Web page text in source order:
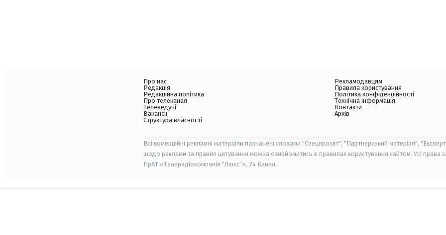
Про нас
Редакція
Редакційна політика
Про телеканал
Телеведучі
Вакансії
Структура власності
Рекламодавцям
Правила користування
Політика конфіденційності
Технічна інформація
Контакти
Архів
Всі комерційні рекламні матеріали позначені словами "Спецпроєкт", "Партнерський матеріал",
щодо реклами та правил цитування можна ознайомитись в правилах користування сайтом. Усі права
ПрАТ «Телерадіокомпанія "Люкс"», 24 Канал.